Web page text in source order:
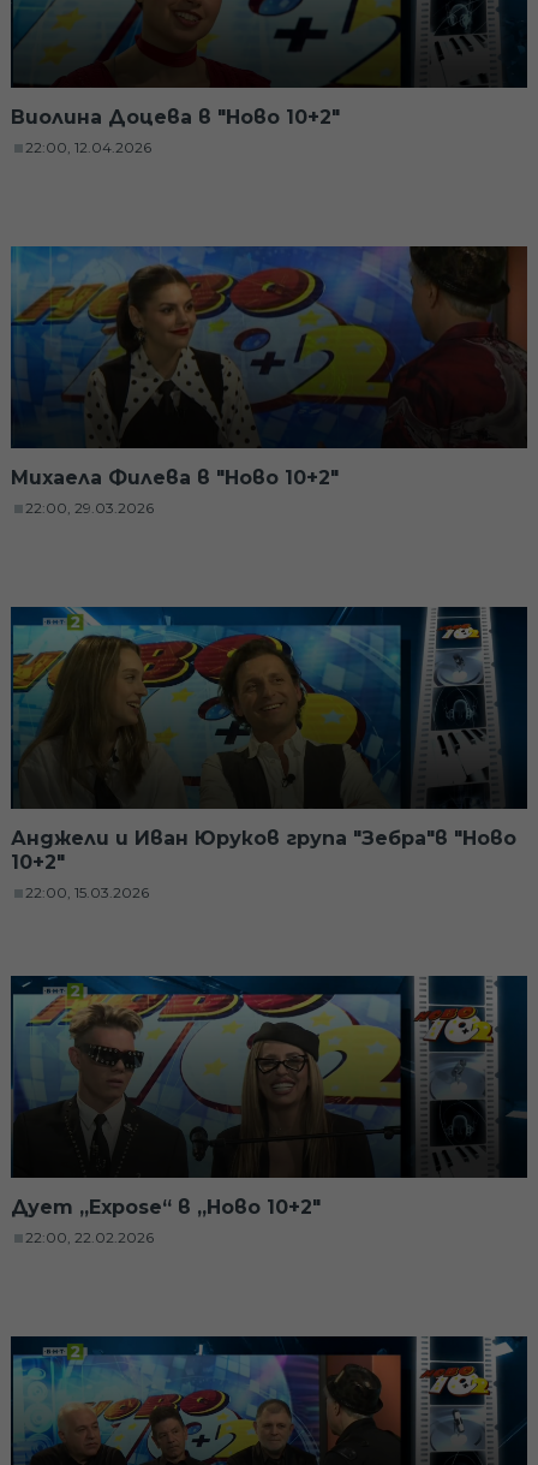
Виолина Доцева в "Ново 10+2"
22:00, 12.04.2026
Михаела Филева в "Ново 10+2"
22:00, 29.03.2026
Анджели и Иван Юруков група "Зебра"в "Ново
10+2"
22:00, 15.03.2026
Дует „Expose“ в „Ново 10+2"
22:00, 22.02.2026